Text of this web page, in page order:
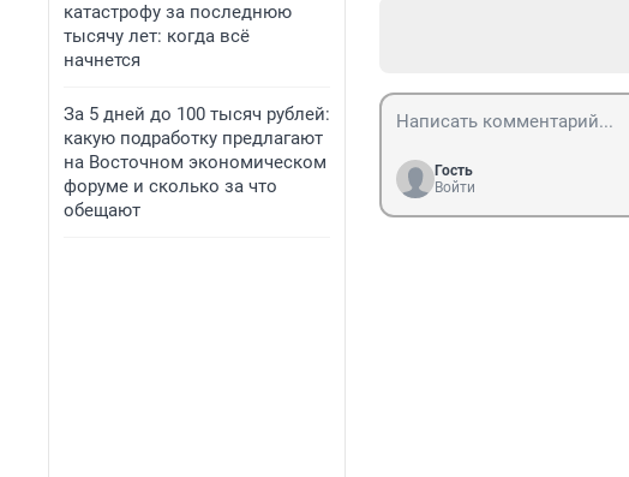
катастрофу за последнюю
тысячу лет: когда всё
начнется
За 5 дней до 100 тысяч рублей:
какую подработку предлагают
на Восточном экономическом
форуме и сколько за что
обещают
Гость
Войти